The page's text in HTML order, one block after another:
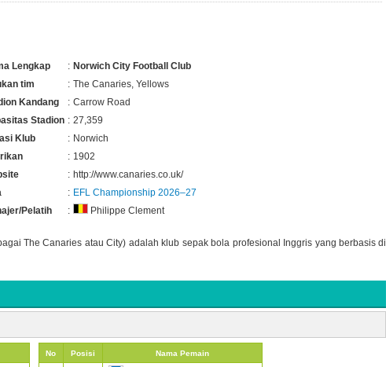
Lengkap : Norwich City Football Club
tim
: The Canaries, Yellows
Kandang
: Carrow Road
Stadion : 27,359
Klub
: Norwich
: 1902
: http://www.canaries.co.uk/
: EFL Championship 2026–27
Pelatih
: Philippe Clement
The Canaries atau City) adalah klub sepak bola profesional Inggris yang berbasis di
No Posisi Nama Pemain